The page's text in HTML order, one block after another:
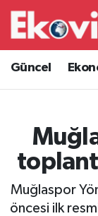
Güncel
Muğlaspor
öncesi ilk
Güncel
Ekonomi
Borsa
İş Dünyası
Lojistik
Hava
Trafik
Süper Lig
Tüm
Son